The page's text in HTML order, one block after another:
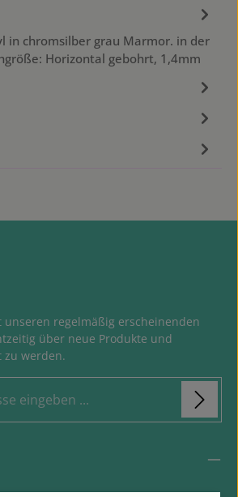
in chromsilber grau Marmor. in der
Horizontal gebohrt, 1,4mm
unseren regelmäßig erscheinenden
über neue Produkte und
werden.
(*) markierten Felder sind